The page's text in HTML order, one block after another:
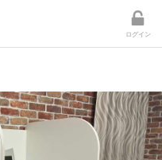
ログイン